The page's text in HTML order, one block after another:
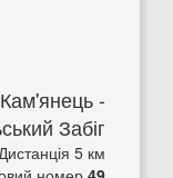
-
Забіг
5 км